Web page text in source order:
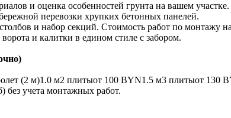
и оценка особенностей грунта на вашем участке.
перевозки хрупких бетонных панелей.
и набор секций. Стоимость работ по монтажу
и калитки в едином стиле с забором.
(2 м)1.0 м2 плитыот 100 BYN1.5 м3 плитыот 130
без учета монтажных работ.